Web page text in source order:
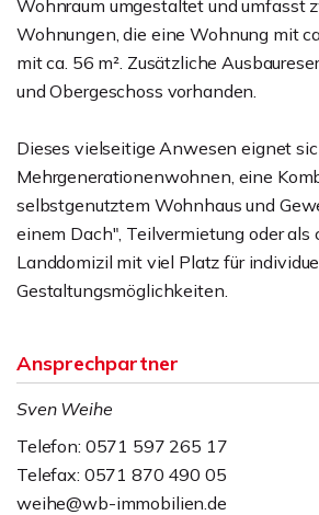
Wohnraum umgestaltet und umfasst
Wohnungen, die eine Wohnung mit
mit ca. 56 m². Zusätzliche
und Obergeschoss vorhanden.
Dieses vielseitige Anwesen eignet
Mehrgenerationenwohnen, eine
selbstgenutztem Wohnhaus und
einem Dach", Teilvermietung oder als
Landdomizil mit viel Platz für
Gestaltungsmöglichkeiten.
Ansprechpartner
Sven Weihe
Telefon: 0571 597 265 17
Telefax: 0571 870 490 05
weihe@wb-immobilien.de